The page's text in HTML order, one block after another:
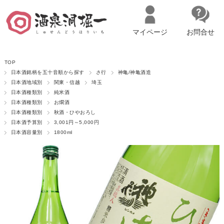
マイページへログイン
マイページ お問合せ
TOP
日本酒銘柄を五十音順から探す
さ行
神亀/神亀酒造
日本酒地域別
関東・信越
埼玉
日本酒種類別
純米酒
日本酒種類別
お燗酒
日本酒種類別
秋酒・ひやおろし
日本酒予算別
3,001円～5,000円
日本酒容量別
1800ml